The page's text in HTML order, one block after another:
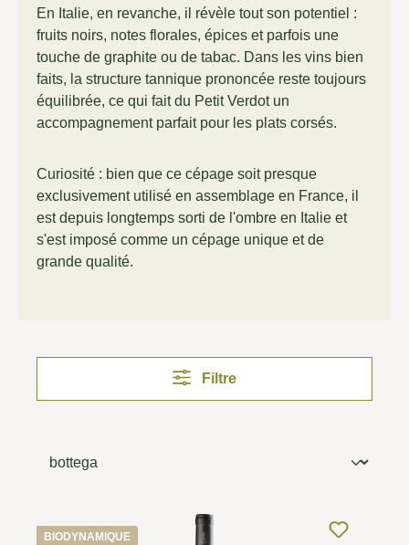
En Italie, en revanche, il révèle tout son potentiel :
fruits noirs, notes florales, épices et parfois une
touche de graphite ou de tabac. Dans les vins bien
faits, la structure tannique prononcée reste toujours
équilibrée, ce qui fait du Petit Verdot un
accompagnement parfait pour les plats corsés.
Curiosité : bien que ce cépage soit presque
exclusivement utilisé en assemblage en France, il
est depuis longtemps sorti de l'ombre en Italie et
s'est imposé comme un cépage unique et de
grande qualité.
Filtre
BIODYNAMIQUE